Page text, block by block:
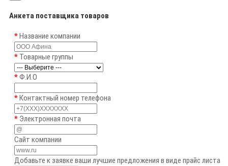
Анкета поставщика товаров
Название компании
Товарные группы
Ф.И.О
Контактный номер телефона
Электронная почта
Сайт компании
Добавьте к заявке ваши лучшие предложения в виде прайс листа